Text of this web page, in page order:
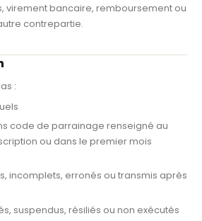
virement bancaire, remboursement ou
contrepartie.
:
code de parrainage renseigné au
ou dans le premier mois
incomplets, erronés ou transmis après
suspendus, résiliés ou non exécutés